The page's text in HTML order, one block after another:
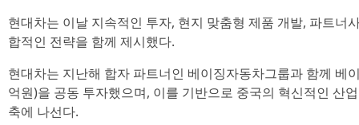
현대차는 이날 지속적인 투자, 현지 맞춤형 제품 개발, 파트너
합적인 전략을 함께 제시했다.
현대차는 지난해 합자 파트너인 베이징자동차그룹과 함께 베
억원)을 공동 투자했으며, 이를 기반으로 중국의 혁신적인 산
축에 나선다.